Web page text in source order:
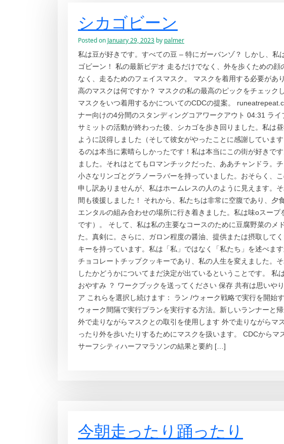
シカゴビーン
Posted on January 29, 2023 by palmer
私は豆が好きです。すべての豆 – 特にガーバンゾ？ しかし、
ゴビーン！ 私の最新ビデオ 走るだけでなく、外を歩くための
なく、走るためのフェイスマスク。 マスクを着用する必要が
高のマスクは何ですか？ マスクの私の最高のピックをチェック
マスクをいつ着用するかについてのCDCの提案。
ナー向けの4分間のスタンディングコアワークアウト 04:31 ラ
サミットの活動が終わった後、シカゴを歩き回りました。私は
ように説得しました（そして彼女がやったことに感謝していま
るのは本当に素晴らしかったです！私は本当にこの街が好きで
ました。それはとてもロマンチックだった、ああチャンドラ。
小さなリンゴとグラノーラバーを持っていました。おそらく、
申し訳ありませんが、私はホームレスの人のように見えます。
間も後援しました！ それから、私たちは非常に空腹であり、夕
エンタルの組み合わせの場所に行き着きました。私は味oスー
です）。 そして、私は私の主要なコースのために豆腐野菜のメ
た。真剣に。さらに、ガロン程度の醤油、提供または摂取して
キーを持っています。私は「私」ではなく「私たち」を述べま
チョコレートチップクッキーであり、私の人生を変えました。
したかどうかについてまだ決定が出ているということです。 私
おやすみ ？ ワークブックを送ってください 保存 共有は思いや
ア これらを選択し続けます： ラン /ウォーク戦略で実行を開始
ウォーク間隔で実行プランを実行する方法。新しいランナーと
外で走りながらマスクとの取引を使用します 外で走りながらマ
ったり外を歩いたりするためにマスクを扱います。 CDCから
サーフシティハーフマラソンの結果と要約 […]
今朝走ったり踊ったり